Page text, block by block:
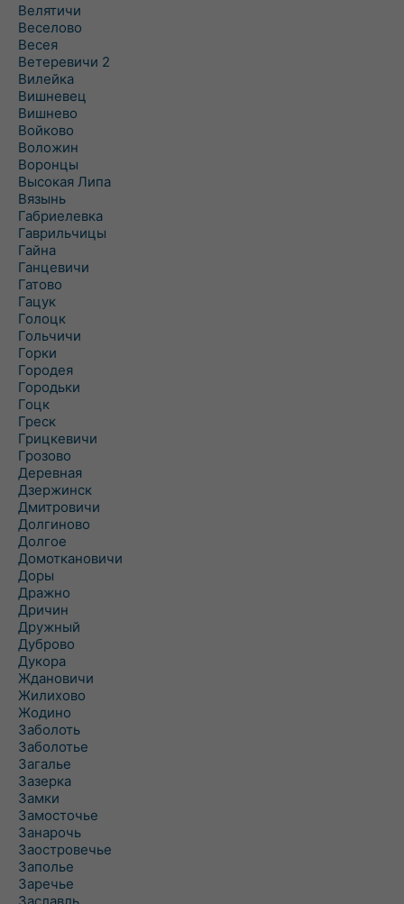
Велятичи
Веселово
Весея
Ветеревичи 2
Вилейка
Вишневец
Вишнево
Войково
Воложин
Воронцы
Высокая Липа
Вязынь
Габриелевка
Гаврильчицы
Гайна
Ганцевичи
Гатово
Гацук
Голоцк
Гольчичи
Горки
Городея
Городьки
Гоцк
Греск
Грицкевичи
Грозово
Деревная
Дзержинск
Дмитровичи
Долгиново
Долгое
Домоткановичи
Доры
Дражно
Дричин
Дружный
Дуброво
Дукора
Ждановичи
Жилихово
Жодино
Заболоть
Заболотье
Загалье
Зазерка
Замки
Замосточье
Занарочь
Заостровечье
Заполье
Заречье